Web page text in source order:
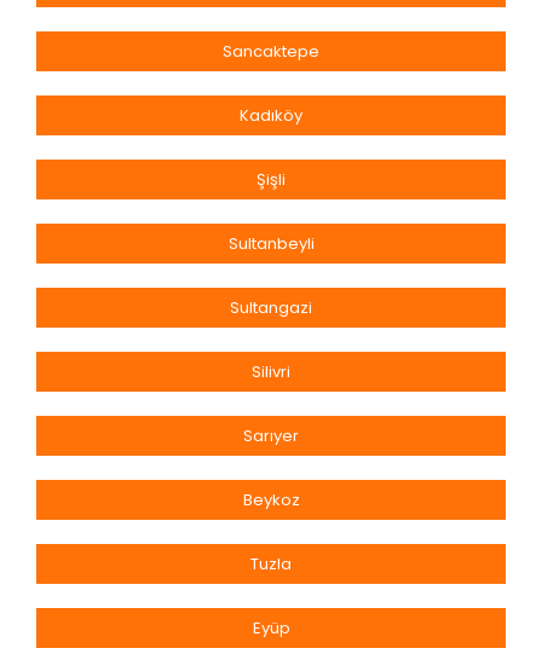
Sancaktepe
Kadıköy
Şişli
Sultanbeyli
Sultangazi
Silivri
Sarıyer
Beykoz
Tuzla
Eyüp